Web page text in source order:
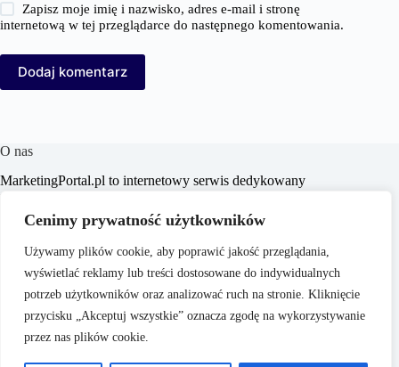
Cenimy prywatność użytkowników
Używamy plików cookie, aby poprawić jakość przeglądania,
wyświetlać reklamy lub treści dostosowane do indywidualnych
potrzeb użytkowników oraz analizować ruch na stronie. Kliknięcie
przycisku „Akceptuj wszystkie” oznacza zgodę na wykorzystywanie
przez nas plików cookie.
Zapisz moje imię i nazwisko, adres e-mail i stronę
internetową w tej przeglądarce do następnego komentowania.
Dodaj komentarz
O nas
MarketingPortal.pl to internetowy serwis dedykowany
oferujący szeroki wachlarz informacji, analiz oraz
praktycznych porad z zakresu marketingu, biznesu, e-
commerce, SEO/SEM, content marketingu i mediów
społecznościowych. Portal ma na celu wspieranie czytelników
w poszerzaniu wiedzy i doskonaleniu umiejętności,
dostarczając aktualnych treści dostosowanych do dynamicznie
zmieniającego się rynku.